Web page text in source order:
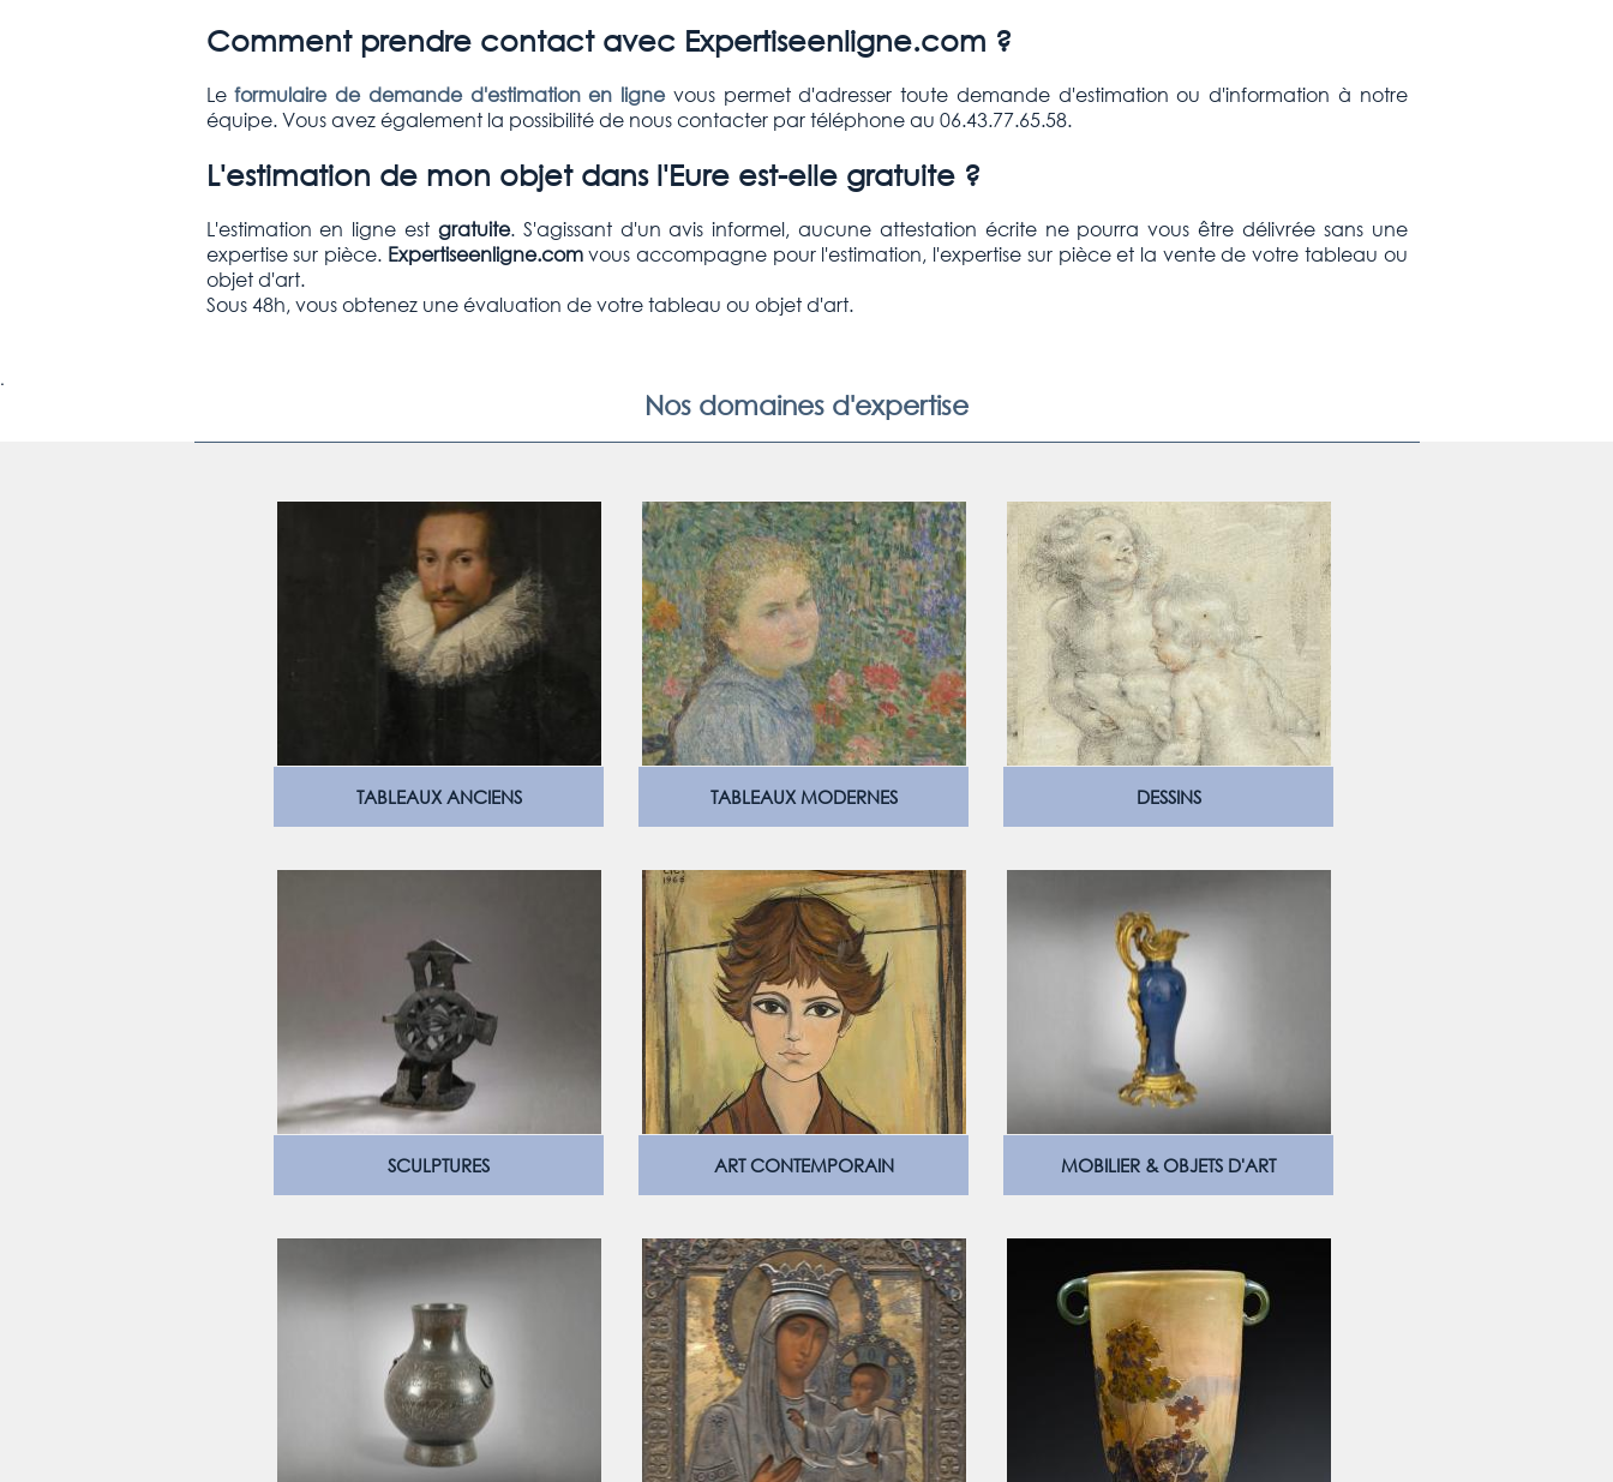
Comment prendre contact avec Expertiseenligne.com ?
Leformulaire de demande d'estimation en lignevous permet d'adresser toute demande d'estimation ou d'information à notre
équipe. Vous avez également la possibilité de nous contacter par téléphone au 06.43.77.65.58.
L'estimation de mon objet dans l'Eure est-elle gratuite ?
L'estimation en ligne est gratuite. S'agissant d'un avis informel, aucune attestation écrite ne pourra vous être délivrée sans une
expertise sur pièce. Expertiseenligne.comvous accompagne pour l'estimation, l'expertise sur pièce et la vente de votre tableau ou
objet d'art.
Sous 48h, vous obtenez une évaluation de votre tableau ou objet d'art.
.
Nos domaines d'expertise
TABLEAUX ANCIENS TABLEAUX MODERNES DESSINS
SCULPTURES ART CONTEMPORAIN MOBILIER & OBJETS D'ART